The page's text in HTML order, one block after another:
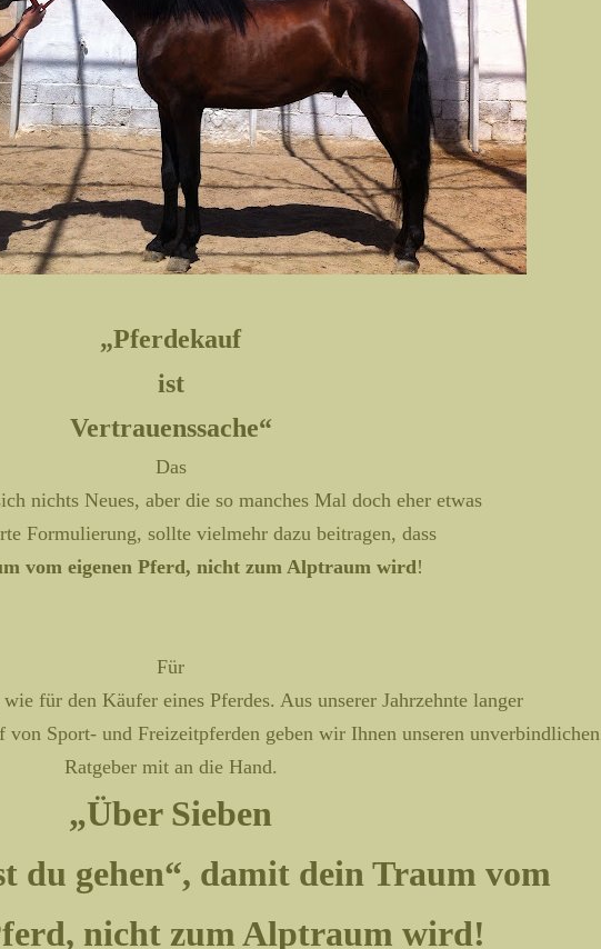
„Pferdekauf
ist
Vertrauenssache“
Das
nichts Neues, aber die so manches Mal doch eher etwas
Formulierung, sollte vielmehr dazu beitragen, dass
vom eigenen Pferd, nicht zum Alptraum wird!
Für
für den Käufer eines Pferdes. Aus unserer Jahrzehnte langer
Sport- und Freizeitpferden geben wir Ihnen unseren unverbindlichen
Ratgeber mit an die Hand.
„Über Sieben
du gehen“, damit dein Traum vom
nicht zum Alptraum wird!